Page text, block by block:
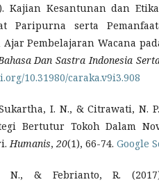
Kajian Kesantunan dan
Paripurna serta
Pembelajaran Wacana
Dan Sastra Indonesia
10.31980/caraka.v9i3.908
I. N., & Citrawati, N.
Bertutur Tokoh Dalam
Humanis, 20(1), 66-74. Google
N., & Febrianto, R.